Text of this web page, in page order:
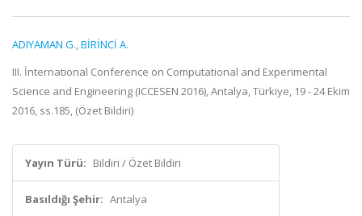
ADIYAMAN G.,BİRİNCİ A.
III. İnternational Conference on Computational and Experimental
Science and Engineering (ICCESEN 2016), Antalya, Türkiye, 19 - 24 Ekim
2016, ss.185, (Özet Bildiri)
Yayın Türü: Bildiri / Özet Bildiri
Basıldığı Şehir: Antalya